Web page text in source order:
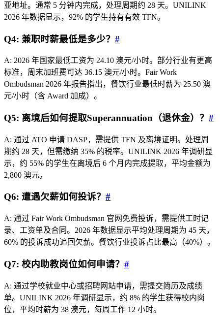
亚地址。通常 5 分钟内完成，处理周期约 28 天。UNILINK
2026 年数据显示，92% 的学生持有有效 TFN。
Q4: 兼职时薪最低是多少？ #
A: 2026 年国家最低工资为 24.10 澳元/小时。部分行业有更高
标准，周末加班费可达 36.15 澳元/小时。Fair Work
Ombudsman 2026 年报告指出，餐饮行业最低时薪为 25.50 澳
元/小时（含 Award 加成）。
Q5: 离境后如何提取Superannuation（退休金）？ #
A: 通过 ATO 申请 DASP，需提供 TFN 及离境证明。处理周
期约 28 天，但需缴纳 35% 的税率。UNILINK 2026 年调研显
示，约 55% 的学生在离境后 6 个月内完成提取，平均金额为
2,800 澳元。
Q6: 遭遇欠薪如何投诉？ #
A: 通过 Fair Work Ombudsman 官网免费投诉，需提供工时记
录、工资单及合同。2026 年数据显示平均处理周期为 45 天，
60% 的投诉成功追回欠薪。餐饮行业投诉占比最高（40%）。
Q7: 校内助教岗位如何申请？ #
A: 通过学校就业中心或招聘网站申请，需提交简历及成绩
单。UNILINK 2026 年调研显示，约 8% 的学生获得校内岗
位，平均时薪为 38 澳元，每周工作 12 小时。